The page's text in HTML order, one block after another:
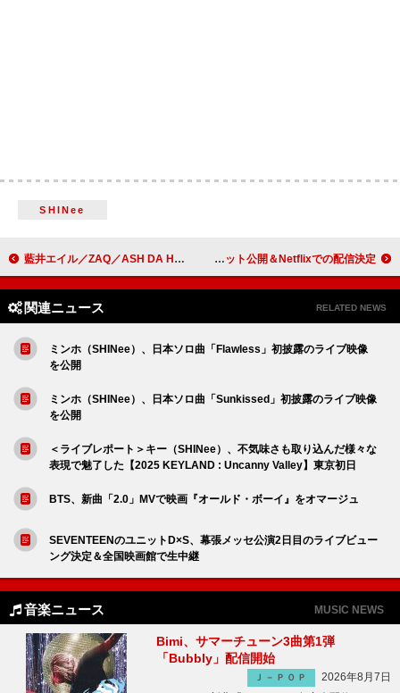
SHINee
藍井エイル／ZAQ／ASH DA HERO出演、バンダイナムコミュージックライブ主催【BEYOND SCENE 2026】開催決定 星野源、ツアー【MAD HOPE】映像作品ジャケット公開＆Netflixでの配信決定
関連ニュース RELATED NEWS
ミンホ（SHINee）、日本ソロ曲「Flawless」初披露のライブ映像
を公開
ミンホ（SHINee）、日本ソロ曲「Sunkissed」初披露のライブ映像
を公開
＜ライブレポート＞キー（SHINee）、不気味さも取り込んだ様々な
表現で魅了した【2025 KEYLAND : Uncanny Valley】東京初日
BTS、新曲「2.0」MVで映画『オールド・ボーイ』をオマージュ
SEVENTEENのユニットD×S、幕張メッセ公演2日目のライブビュー
ング決定＆全国映画館で生中継
音楽ニュース MUSIC NEWS
Bimi、サマーチューン3曲第1弾
「Bubbly」配信開始
Ｊ－ＰＯＰ
2026年8月7日